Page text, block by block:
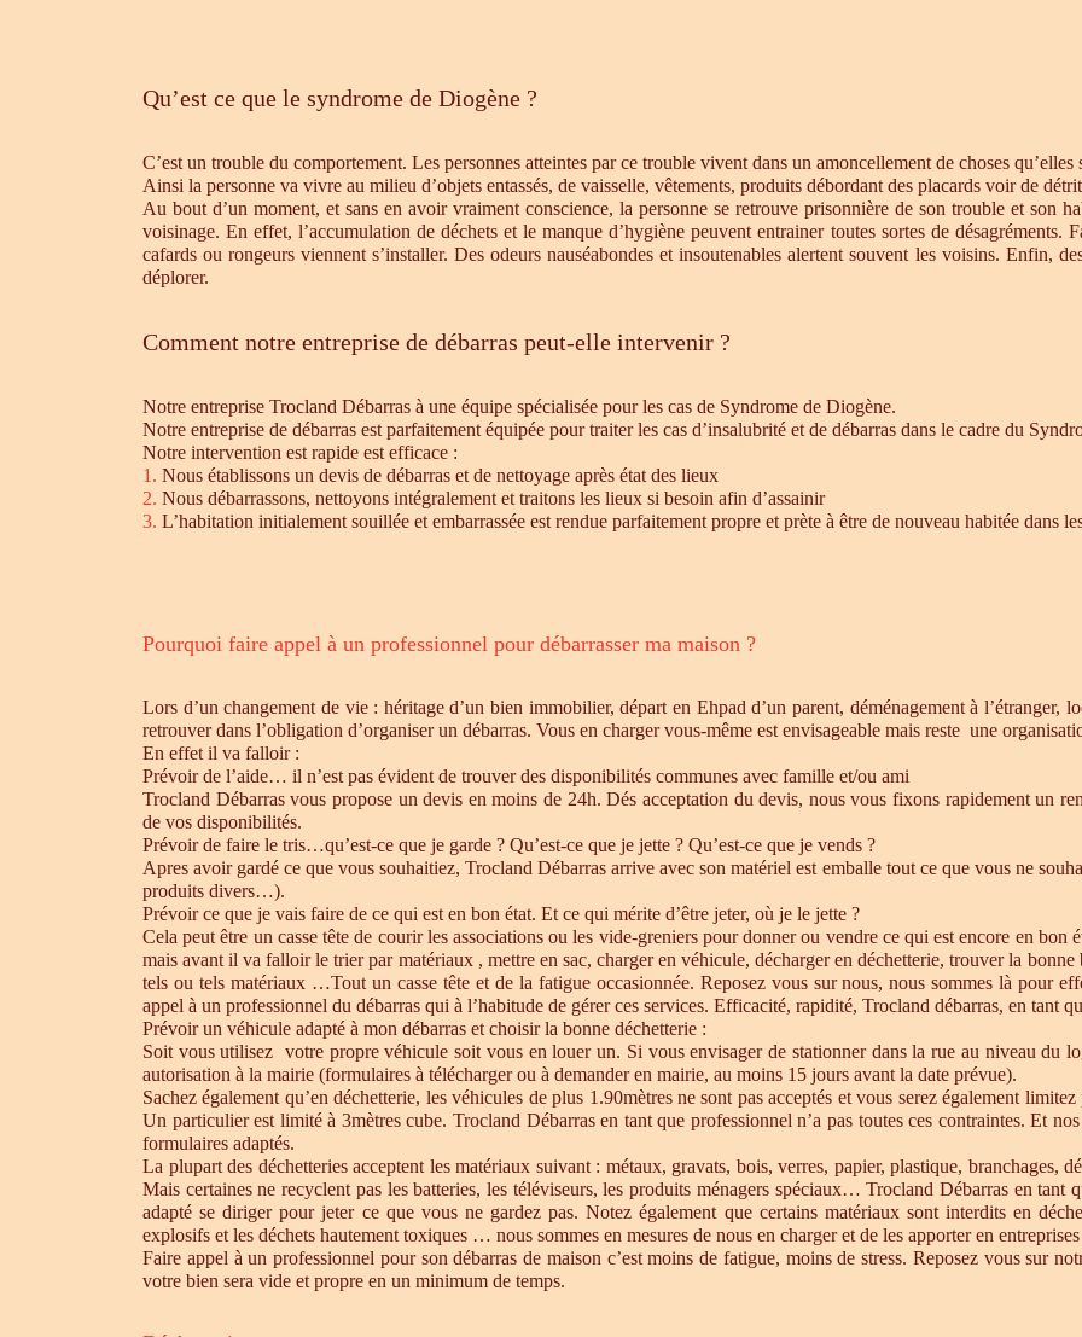
Qu’est ce que le syndrome de Diogène ?
C’est un trouble du comportement. Les personnes atteintes par ce trouble vivent dans un amoncellement de choses
Ainsi la personne va vivre au milieu d’objets entassés, de vaisselle, vêtements, produits débordant des placards voir de
Au bout d’un moment, et sans en avoir vraiment conscience, la personne se retrouve prisonnière de son trouble et son
voisinage. En effet, l’accumulation de déchets et le manque d’hygiène peuvent entrainer toutes sortes de désagréments.
cafards ou rongeurs viennent s’installer. Des odeurs nauséabondes et insoutenables alertent souvent les voisins. Enfin,
déplorer.
Comment notre entreprise de débarras peut-elle intervenir ?
Notre entreprise Trocland Débarras à une équipe spécialisée pour les cas de Syndrome de Diogène.
Notre entreprise de débarras est parfaitement équipée pour traiter les cas d’insalubrité et de débarras dans le cadre du
Notre intervention est rapide est efficace :
1. Nous établissons un devis de débarras et de nettoyage après état des lieux
2. Nous débarrassons, nettoyons intégralement et traitons les lieux si besoin afin d’assainir
3. L’habitation initialement souillée et embarrassée est rendue parfaitement propre et prète à être de nouveau habitée dans
Pourquoi faire appel à un professionnel pour débarrasser ma maison ?
Lors d’un changement de vie : héritage d’un bien immobilier, départ en Ehpad d’un parent, déménagement à
retrouver dans l’obligation d’organiser un débarras. Vous en charger vous-même est envisageable mais reste une
En effet il va falloir :
Prévoir de l’aide… il n’est pas évident de trouver des disponibilités communes avec famille et/ou ami
Trocland Débarras vous propose un devis en moins de 24h. Dés acceptation du devis, nous vous fixons rapidement un
de vos disponibilités.
Prévoir de faire le tris…qu’est-ce que je garde ? Qu’est-ce que je jette ? Qu’est-ce que je vends ?
Apres avoir gardé ce que vous souhaitiez, Trocland Débarras arrive avec son matériel est emballe tout ce que vous ne
produits divers…).
Prévoir ce que je vais faire de ce qui est en bon état. Et ce qui mérite d’être jeter, où je le jette ?
Cela peut être un casse tête de courir les associations ou les vide-greniers pour donner ou vendre ce qui est encore en bon
mais avant il va falloir le trier par matériaux , mettre en sac, charger en véhicule, décharger en déchetterie, trouver la
tels ou tels matériaux …Tout un casse tête et de la fatigue occasionnée. Reposez vous sur nous, nous sommes là pour
appel à un professionnel du débarras qui à l’habitude de gérer ces services. Efficacité, rapidité, Trocland débarras, en tant
Prévoir un véhicule adapté à mon débarras et choisir la bonne déchetterie :
Soit vous utilisez votre propre véhicule soit vous en louer un. Si vous envisager de stationner dans la rue au niveau du
autorisation à la mairie (formulaires à télécharger ou à demander en mairie, au moins 15 jours avant la date prévue).
Sachez également qu’en déchetterie, les véhicules de plus 1.90mètres ne sont pas acceptés et vous serez également
Un particulier est limité à 3mètres cube. Trocland Débarras en tant que professionnel n’a pas toutes ces contraintes. Et
formulaires adaptés.
La plupart des déchetteries acceptent les matériaux suivant : métaux, gravats, bois, verres, papier, plastique, branchages,
Mais certaines ne recyclent pas les batteries, les téléviseurs, les produits ménagers spéciaux… Trocland Débarras en tant
adapté se diriger pour jeter ce que vous ne gardez pas. Notez également que certains matériaux sont interdits en
explosifs et les déchets hautement toxiques … nous sommes en mesures de nous en charger et de les apporter en
Faire appel à un professionnel pour son débarras de maison c’est moins de fatigue, moins de stress. Reposez vous sur
votre bien sera vide et propre en un minimum de temps.